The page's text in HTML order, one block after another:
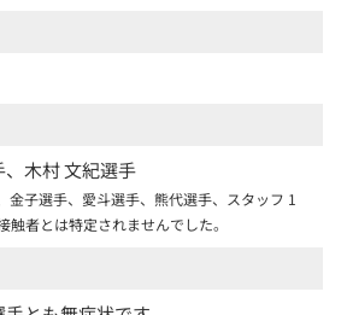
木村 文紀選手
金子選手、愛斗選手、熊代選手、スタッフ 1
触者とは特定されませんでした。